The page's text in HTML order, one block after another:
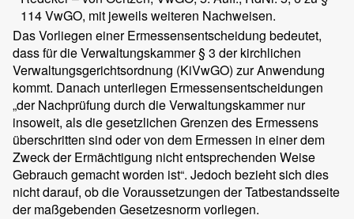
114 VwGO, mit jeweils weiteren Nachweisen.
Das Vorliegen einer Ermessensentscheidung bedeutet,
dass für die Verwaltungskammer § 3 der kirchlichen
Verwaltungsgerichtsordnung (KiVwGO) zur Anwendung
kommt. Danach unterliegen Ermessensentscheidungen
„der Nachprüfung durch die Verwaltungskammer nur
insoweit, als die gesetzlichen Grenzen des Ermessens
überschritten sind oder von dem Ermessen in einer dem
Zweck der Ermächtigung nicht entsprechenden Weise
Gebrauch gemacht worden ist“. Jedoch bezieht sich dies
nicht darauf, ob die Voraussetzungen der Tatbestandsseite
der maßgebenden Gesetzesnorm vorliegen.